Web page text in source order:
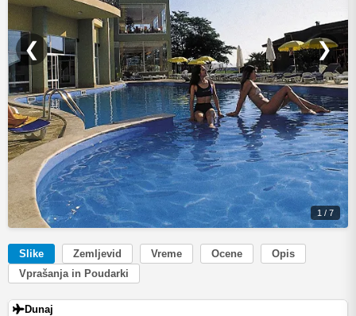
❮ ❯
1 / 7
Slike Zemljevid Vreme Ocene
Opis
Vprašanja in Poudarki
Dunaj